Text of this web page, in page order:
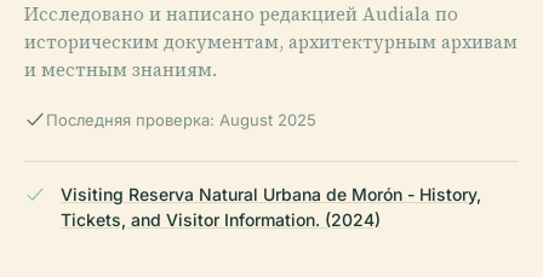
Исследовано и написано редакцией Audiala по
историческим документам, архитектурным архивам
и местным знаниям.
Последняя проверка: August 2025
Visiting Reserva Natural Urbana de Morón - History,
Tickets, and Visitor Information. (2024)